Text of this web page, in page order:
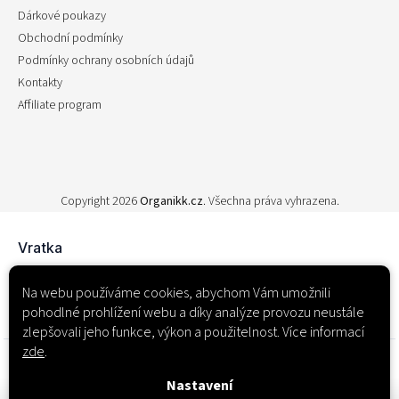
Na webu používáme cookies, abychom Vám umožnili
pohodlné prohlížení webu a díky analýze provozu neustále
zlepšovali jeho funkce, výkon a použitelnost. Více informací
zde.
Nastavení
Dárkové poukazy
Obchodní podmínky
Podmínky ochrany osobních údajů
Kontakty
Affiliate program
Copyright 2026Organikk.cz. Všechna práva vyhrazena.